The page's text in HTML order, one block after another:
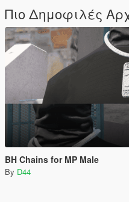
Πιο Δημοφιλές
BH Chains for MP Male
By D44